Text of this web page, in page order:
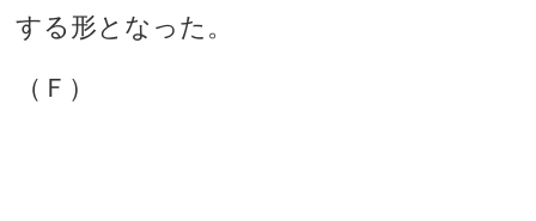
する形となった。
（Ｆ）